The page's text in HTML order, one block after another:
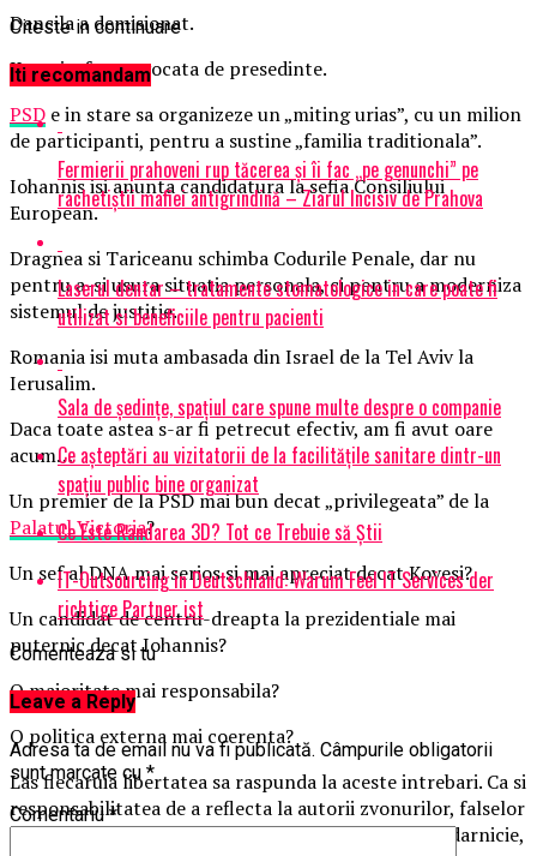
Dancila a demisionat.
Kovesi a fost revocata de presedinte.
PSD e in stare sa organizeze un „miting urias”, cu un milion
de participanti, pentru a sustine „familia traditionala”.
Iohannis isi anunta candidatura la sefia Consiliului
European.
Dragnea si Tariceanu schimba Codurile Penale, dar nu
pentru a-si usura situatia personala, ci pentru a moderniza
sistemul de justitie.
Romania isi muta ambasada din Israel de la Tel Aviv la
Ierusalim.
Daca toate astea s-ar fi petrecut efectiv, am fi avut oare
acum…
Un premier de la PSD mai bun decat „privilegeata” de la
Palatul Victoria?
Un sef al DNA mai serios si mai apreciat decat Kovesi?
Un candidat de centru-dreapta la prezidentiale mai
puternic decat Iohannis?
O majoritate mai responsabila?
O politica externa mai coerenta?
Las fiecaruia libertatea sa raspunda la aceste intrebari. Ca si
responsabilitatea de a reflecta la autorii zvonurilor, falselor
sperante ori manipularilor care ne sunt livrate, cu darnicie,
Citeste in continuare
Iti recomandam
Fermierii prahoveni rup tăcerea și îi fac „pe genunchi” pe
rachetiștii mafiei antigrindină – Ziarul Incisiv de Prahova
Laserul dentar – tratamente stomatologice in care poate fi
utilizat si beneficiile pentru pacienti
Sala de ședințe, spațiul care spune multe despre o companie
Ce așteptări au vizitatorii de la facilitățile sanitare dintr-un
spațiu public bine organizat
Ce Este Randarea 3D? Tot ce Trebuie să Știi
IT-Outsourcing in Deutschland: Warum Feel IT Services der
richtige Partner ist
Comenteaza si tu
Leave a Reply
Adresa ta de email nu va fi publicată. Câmpurile obligatorii
sunt marcate cu *
Comentariu*